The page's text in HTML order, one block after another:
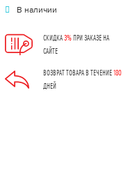
В наличии
СКИДКА3%ПРИ ЗАКАЗЕ НА
САЙТЕ
ВОЗВРАТ ТОВАРА В ТЕЧЕНИЕ180
ДНЕЙ